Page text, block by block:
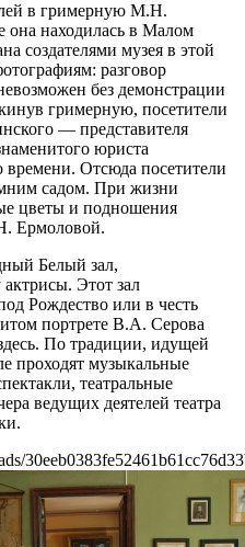
в гримерную М.Н.
она находилась в Малом
создателями музея в этой
разговор
без демонстрации
гримерную, посетители
— представителя
юриста
времени. Отсюда посетители
садом. При жизни
цветы и подношения
Ермоловой.
Белый зал,
Этот зал
Рождество или в честь
портрете В.А. Серова
По традиции, идущей
проходят музыкальные
театральные
ведущих деятелей театра